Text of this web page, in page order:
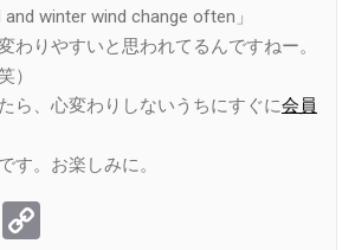
and winter wind change often」
わりやすいと思われてるんですねー。
）
ら、心変わりしないうちにすぐに会員
す。お楽しみに。
Line